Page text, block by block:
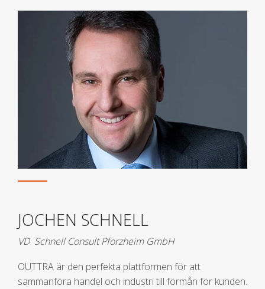
JOCHEN SCHNELL
VD Schnell Consult Pforzheim GmbH
OUTTRA är den perfekta plattformen för att
sammanföra handel och industri till förmån för kunden.